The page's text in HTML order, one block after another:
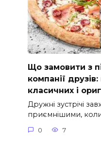
Що замовити з
компанії
класичних і
Дружні зустрічі
приємнішими,
0 7